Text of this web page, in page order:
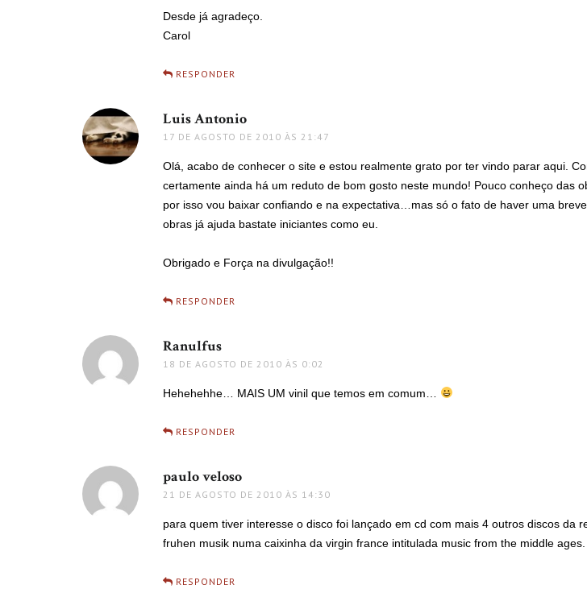
Desde já agradeço.
Carol
RESPONDER
Luis Antonio
17 DE AGOSTO DE 2010 ÀS 21:47
Olá, acabo de conhecer o site e estou realmente grato por ter vindo parar aqui.
certamente ainda há um reduto de bom gosto neste mundo! Pouco conheço das
por isso vou baixar confiando e na expectativa…mas só o fato de haver uma
obras já ajuda bastate iniciantes como eu.
Obrigado e Força na divulgação!!
RESPONDER
Ranulfus
18 DE AGOSTO DE 2010 ÀS 0:02
Hehehehhe… MAIS UM vinil que temos em comum…
RESPONDER
paulo veloso
21 DE AGOSTO DE 2010 ÀS 14:30
para quem tiver interesse o disco foi lançado em cd com mais 4 outros discos da
fruhen musik numa caixinha da virgin france intitulada music from the middle ages.
RESPONDER